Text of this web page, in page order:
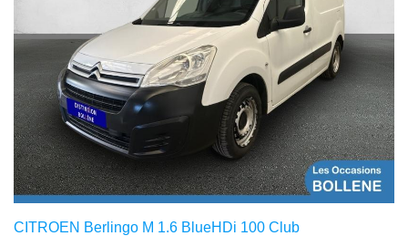
CITROEN Berlingo M 1.6 BlueHDi 100 Club